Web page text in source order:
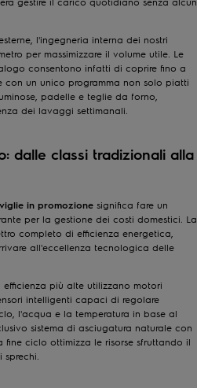
l'ingegneria interna dei nostri
per massimizzare il volume utile. Le
consentono infatti di coprire fino a
con un unico programma non solo piatti
padelle e teglie da forno,
dei lavaggi settimanali.
dalle classi tradizionali alla
in promozione significa fare un
per la gestione dei costi domestici. La
completo di efficienza energetica,
all'eccellenza tecnologica delle
più alte utilizzano motori
intelligenti capaci di regolare
l'acqua e la temperatura in base al
sistema di asciugatura naturale con
ciclo ottimizza le risorse sfruttando il